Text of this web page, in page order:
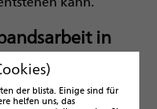
in
ein völlig anderer.
der blista. Einige sind für
helfen uns, das